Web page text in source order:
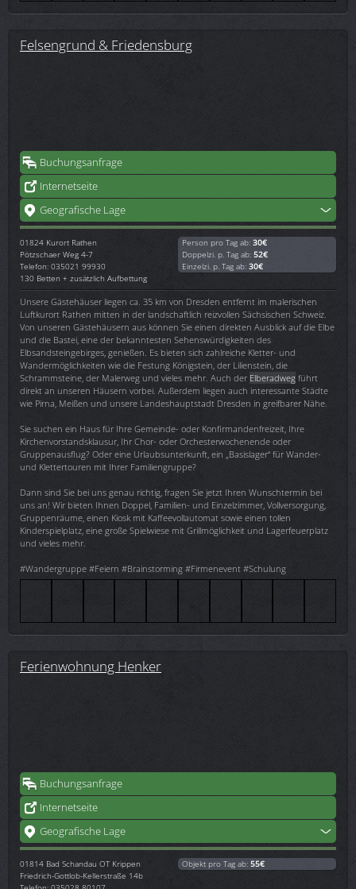
Felsengrund & Friedensburg
Buchungsanfrage
Internetseite
Geografische Lage
01824 Kurort Rathen
Pötzschaer Weg 4-7
Telefon: 035021 99930
130 Betten + zusätzlich Aufbettung
Person pro Tag ab: 30€
Doppelzi. p. Tag ab: 52€
Einzelzi. p. Tag ab: 30€
Unsere Gästehäuser liegen ca. 35 km von Dresden entfernt im malerischen
Luftkurort Rathen mitten in der landschaftlich reizvollen Sächsischen Schweiz.
Von unseren Gästehäusern aus können Sie einen direkten Ausblick auf die Elbe
und die Bastei, eine der bekanntesten Sehenswürdigkeiten des
Elbsandsteingebirges, genießen. Es bieten sich zahlreiche Kletter- und
Wandermöglichkeiten wie die Festung Königstein, der Lilienstein, die
Schrammsteine, der Malerweg und vieles mehr. Auch der Elberadweg führt
direkt an unseren Häusern vorbei. Außerdem liegen auch interessante Städte
wie Pirna, Meißen und unsere Landeshauptstadt Dresden in greifbarer Nähe.
Sie suchen ein Haus für Ihre Gemeinde- oder Konfirmandenfreizeit, Ihre
Kirchenvorstandsklausur, Ihr Chor- oder Orchesterwochenende oder
Gruppenausflug? Oder eine Urlaubsunterkunft, ein „Basislager“ für Wander-
und Klettertouren mit Ihrer Familiengruppe?
Dann sind Sie bei uns genau richtig, fragen Sie jetzt Ihren Wunschtermin bei
uns an! Wir bieten Ihnen Doppel, Familien- und Einzelzimmer, Vollversorgung,
Gruppenräume, einen Kiosk mit Kaffeevollautomat sowie einen tollen
Kinderspielplatz, eine große Spielwiese mit Grillmöglichkeit und Lagerfeuerplatz
und vieles mehr.
#Wandergruppe #Feiern #Brainstorming #Firmenevent #Schulung
Ferienwohnung Henker
Buchungsanfrage
Internetseite
Geografische Lage
01814 Bad Schandau OT Krippen
Friedrich-Gottlob-Kellerstraße 14b
Objekt pro Tag ab: 55€